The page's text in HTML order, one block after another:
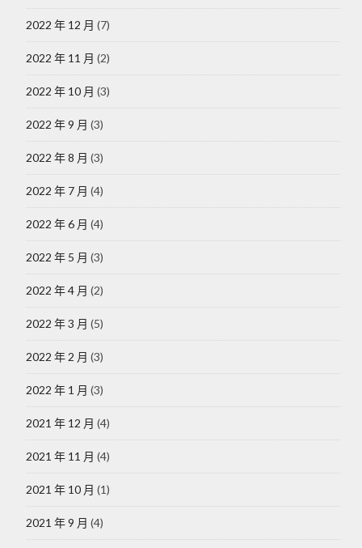
2022 年 12 月 (7)
2022 年 11 月 (2)
2022 年 10 月 (3)
2022 年 9 月 (3)
2022 年 8 月 (3)
2022 年 7 月 (4)
2022 年 6 月 (4)
2022 年 5 月 (3)
2022 年 4 月 (2)
2022 年 3 月 (5)
2022 年 2 月 (3)
2022 年 1 月 (3)
2021 年 12 月 (4)
2021 年 11 月 (4)
2021 年 10 月 (1)
2021 年 9 月 (4)